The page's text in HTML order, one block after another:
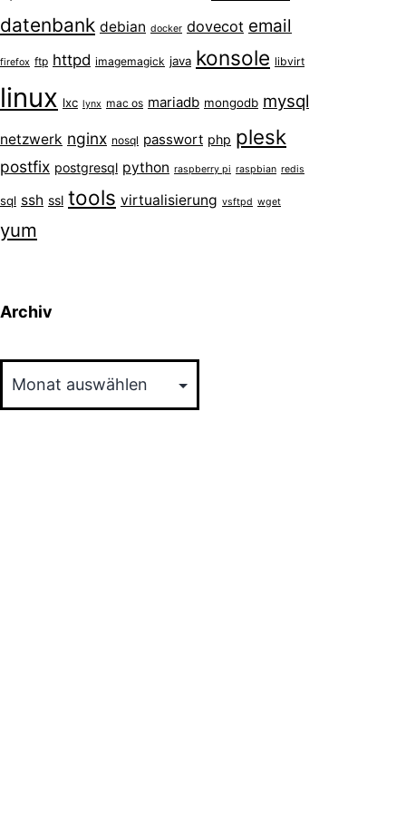
datenbank debian docker dovecot email
firefox ftp httpd imagemagick java konsole libvirt
linux lxc lynx mac os mariadb mongodb mysql
netzwerk nginx nosql passwort php plesk
postfix postgresql python raspberry pi raspbian redis
sql ssh ssl tools virtualisierung vsftpd wget
yum
Archiv